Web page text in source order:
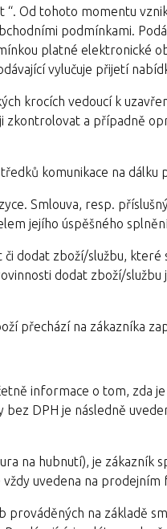
“. Od tohoto momentu
podmínkami.
platné elektronické
vylučuje přijetí
krocích vedoucí k
a případně
komunikace na dálku
Smlouva, resp.
jejího úspěšného
dodat zboží/službu,
dodat zboží/
přechází na zákazníka
informace o tom, zda
DPH je následně
na hubnutí), je zákazník
vždy uvedena na
prováděných na základě